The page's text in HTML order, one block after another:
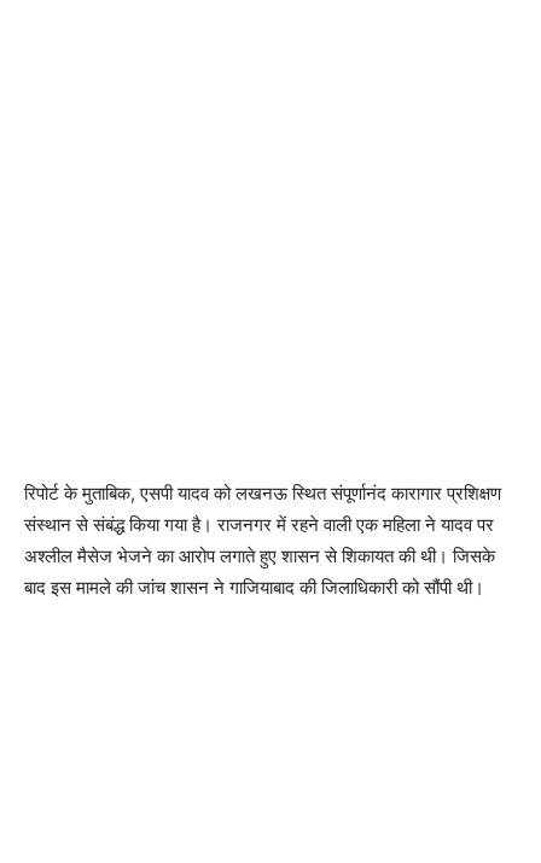
रिपोर्ट के मुताबिक, एसपी यादव को लखनऊ स्थित संपूर्णानंद कारागार प्रशिक्षण
संस्थान से संबंद्ध किया गया है। राजनगर में रहने वाली एक महिला ने यादव पर
अश्लील मैसेज भेजने का आरोप लगाते हुए शासन से शिकायत की थी। जिसके
बाद इस मामले की जांच शासन ने गाजियाबाद की जिलाधिकारी को सौंपी थी।